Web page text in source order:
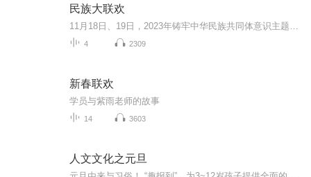
民族大联欢
4 2309
新春联欢
学员与紫雨老师的故事
14 3603
人文文化之元旦